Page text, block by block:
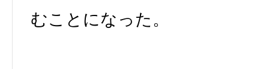
むことになった。